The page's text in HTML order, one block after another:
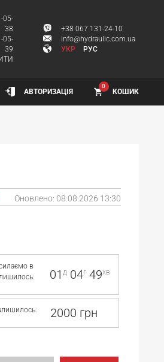
05-
38
05-
39
+38 067 131-24-10
info@hydraulic.com.ua
УКР
РУС
АВТОРИЗАЦІЯ КОШИК
0
Оновлено: 08.08.2026 13:30
в
01д 04г 49хв
2000 грн